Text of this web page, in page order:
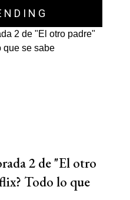
2 de "El otro
Todo lo que